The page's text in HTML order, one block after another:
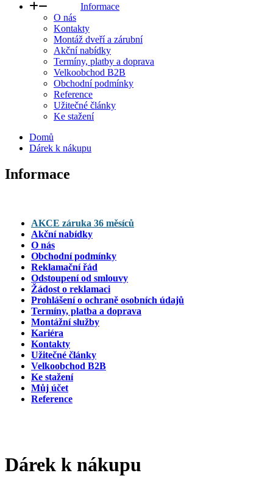
Informace
O nás
Kontakty
Montáž dveří a zárubní
Akční nabídky
Termíny, platby a doprava
Velkoobchod B2B
Obchodní podmínky
Reference
Užitečné články
Ke stažení
Domů
Dárek k nákupu
Informace
AKCE záruka 36 měsíců
Akční nabídky
O nás
Obchodní podmínky
Reklamační řád
Odstoupení od smlouvy
Žádost o reklamaci
Prohlášení o ochraně osobních údajů
Termíny, platba a doprava
Montážní služby
Kariéra
Kontakty
Užitečné články
Velkoobchod B2B
Ke stažení
Můj účet
Reference
Dárek k nákupu